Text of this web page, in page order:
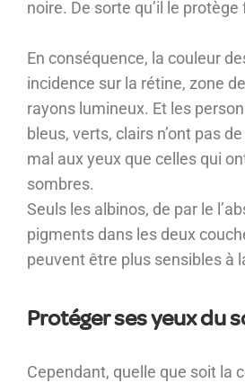
noire. De sorte qu’il le
En conséquence, la couleur
incidence sur la rétine, zone
rayons lumineux. Et les
bleus, verts, clairs n’ont pas
mal aux yeux que celles qui
sombres.
Seuls les albinos, de par le
pigments dans les deux
peuvent être plus sensibles à
Protéger ses yeux du
Cependant, quelle que soit la